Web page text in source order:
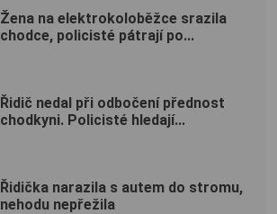
Žena na elektrokoloběžce srazila
chodce, policisté pátrají po...
Řidič nedal při odbočení přednost
chodkyni. Policisté hledají...
Řidička narazila s autem do stromu,
nehodu nepřežila